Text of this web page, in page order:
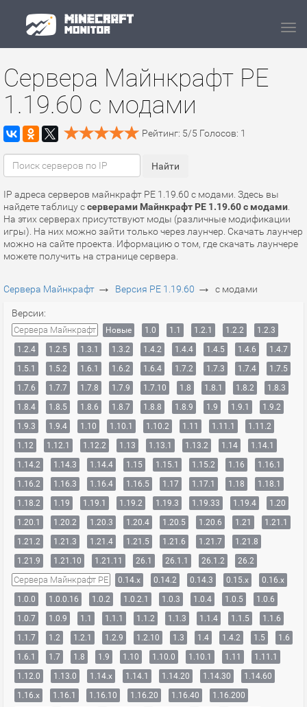
Сервера Майнкрафт PE
1.19.60 с модами
Рейтинг: 5/5 Голосов: 1
IP адреса серверов майнкрафт PE 1.19.60 с модами. Здесь вы
найдете таблицу ссерверами Майнкрафт PE 1.19.60 с модами
На этих серверах присутствуют моды (различные модификации
игры). На них можно зайти только через лаунчер. Скачать лаунчер
можно на сайте проекта. Иформацию о том, где скачать лаунчере
можете получить на странице сервера.
Сервера Майнкрафт → Версия PE 1.19.60 → с модами
Версии:
Сервера Майнкрафт Новые 1.0 1.1 1.2.1 1.2.2
1.2.3
1.2.4
1.2.5 1.3.1 1.3.2 1.4.2 1.4.4 1.4.5 1.4.6
1.4.7
1.5.1
1.5.2 1.6.1 1.6.2 1.6.4 1.7.2 1.7.3 1.7.4
1.7.5
1.7.6
1.7.7 1.7.8 1.7.9 1.7.10 1.8 1.8.1 1.8.2
1.8.3
1.8.4
1.8.5 1.8.6 1.8.7 1.8.8 1.8.9 1.9 1.9.1
1.9.2
1.9.3
1.9.4 1.10 1.10.1 1.10.2 1.11 1.11.1
1.11.2
1.12
1.12.1 1.12.2 1.13 1.13.1 1.13.2 1.14
1.14.1
1.14.2
1.14.3 1.14.4 1.15 1.15.1 1.15.2 1.16
1.16.1
1.16.2
1.16.3 1.16.4 1.16.5 1.17 1.17.1 1.18
1.18.1
1.18.2
1.19 1.19.1 1.19.2 1.19.3 1.19.33 1.19.4
1.20
1.20.1
1.20.2 1.20.3 1.20.4 1.20.5 1.20.6 1.21
1.21.1
1.21.2
1.21.3 1.21.4 1.21.5 1.21.6 1.21.7
1.21.8
1.21.9
1.21.10 1.21.11 26.1 26.1.1 26.1.2 26.2
Сервера Майнкрафт PE 0.14.x 0.14.2 0.14.3 0.15.x
0.16.x
1.0.0
1.0.0.16 1.0.2 1.0.2.1 1.0.3 1.0.4 1.0.5
1.0.6
1.0.7
1.0.9 1.1 1.1.1 1.1.2 1.1.3 1.1.4 1.1.5
1.1.6
1.1.7
1.2 1.2.1 1.2.9 1.2.10 1.3 1.4 1.4.2 1.5
1.6
1.6.1
1.7 1.8 1.9 1.10 1.10.0 1.10.1 1.11
1.11.1
1.12.0
1.13.0 1.14.x 1.14.1 1.14.20 1.14.30
1.14.60
1.16.x
1.16.1 1.16.10 1.16.20 1.16.40
1.16.200